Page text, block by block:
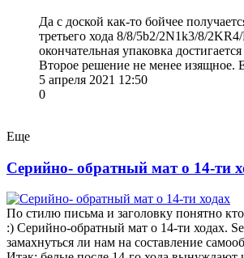
Да с доской как-то бойчее
третьего хода 8/8/5b2/2N1k3/8/
окончательная упаковка
Второе решение не менее изящное.
5 апреля 2021 12:50
0
Еще
Серийно- обратный мат о 14-ти
По стилю письма и заголовку понятно кто
:) Серийно-обратный мат о 14-ти ходах.
замахнуться ли нам на составление